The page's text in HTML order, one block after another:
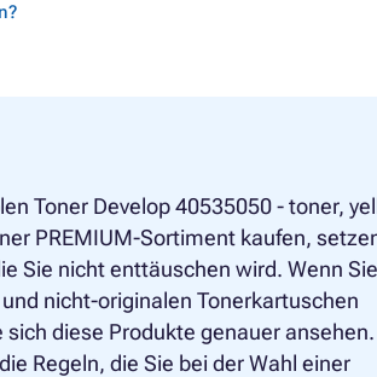
Toner Develop 40535050 - toner,
PREMIUM-Sortiment kaufen,
Sie nicht enttäuschen wird. Wenn Sie
nicht-originalen Tonerkartuschen
diese Produkte genauer ansehen.
Regeln, die Sie bei der Wahl einer